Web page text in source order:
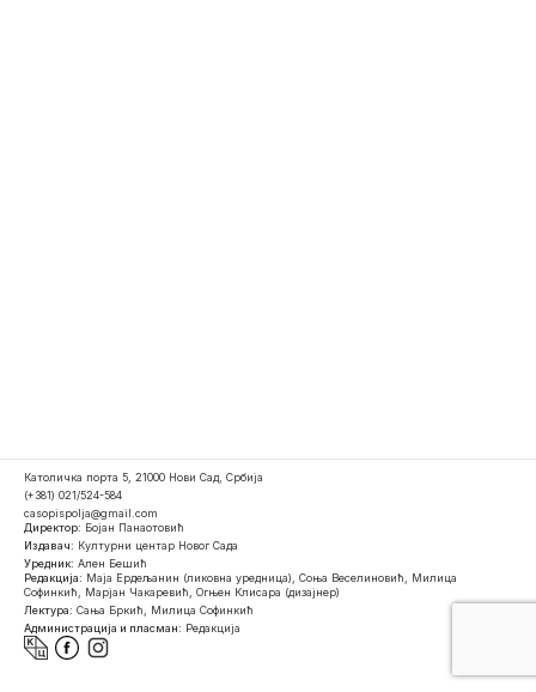
Католичка порта 5, 21000 Нови Сад, Србија
(+381) 021/524-584
casopispolja@gmail.com
Директор: Бојан Панаотовић
Издавач: Културни центар Новог Сада
Уредник: Ален Бешић
Редакција: Маја Ердељанин (ликовна уредница), Соња Веселиновић, Милица
Софинкић, Марјан Чакаревић, Огњен Клисара (дизајнер)
Лектура: Сања Бркић, Милица Софинкић
Администрација и пласман: Редакција